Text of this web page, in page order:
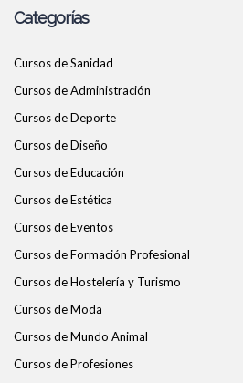
Categorías
Cursos de Sanidad
Cursos de Administración
Cursos de Deporte
Cursos de Diseño
Cursos de Educación
Cursos de Estética
Cursos de Eventos
Cursos de Formación Profesional
Cursos de Hostelería y Turismo
Cursos de Moda
Cursos de Mundo Animal
Cursos de Profesiones